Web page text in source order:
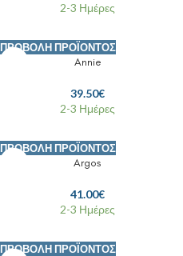
2-3 Ημέρες
ΠΡΟΒΟΛΉ ΠΡΟΪΌΝΤΟΣ
Annie
39.50€
2-3 Ημέρες
ΠΡΟΒΟΛΉ ΠΡΟΪΌΝΤΟΣ
Argos
41.00€
2-3 Ημέρες
ΠΡΟΒΟΛΉ ΠΡΟΪΌΝΤΟΣ